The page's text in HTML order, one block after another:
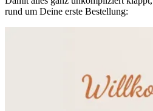
rund um Deine erste Bestellung: